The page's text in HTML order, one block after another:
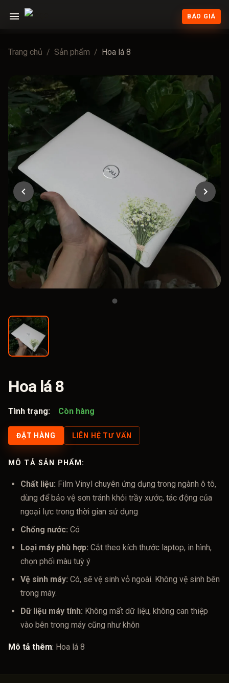
BÁO GIÁ
Trang chủ / Sản phẩm / Hoa lá 8
Hoa lá 8
Tình trạng: Còn hàng
ĐẶT HÀNG LIÊN HỆ TƯ VẤN
MÔ TẢ SẢN PHẨM:
Chất liệu: Film Vinyl chuyên ứng dụng trong ngành ô tô,
dùng để bảo vệ sơn tránh khỏi trầy xước, tác động của
ngoại lực trong thời gian sử dụng
Chống nước: Có
Loại máy phù hợp: Cắt theo kích thước laptop, in hình,
chọn phối màu tuỳ ý
Vệ sinh máy: Có, sẽ vệ sinh vỏ ngoài. Không vệ sinh bên
trong máy.
Dữ liệu máy tính: Không mất dữ liệu, không can thiệp
vào bên trong máy cũng như khôn
Mô tả thêm: Hoa lá 8